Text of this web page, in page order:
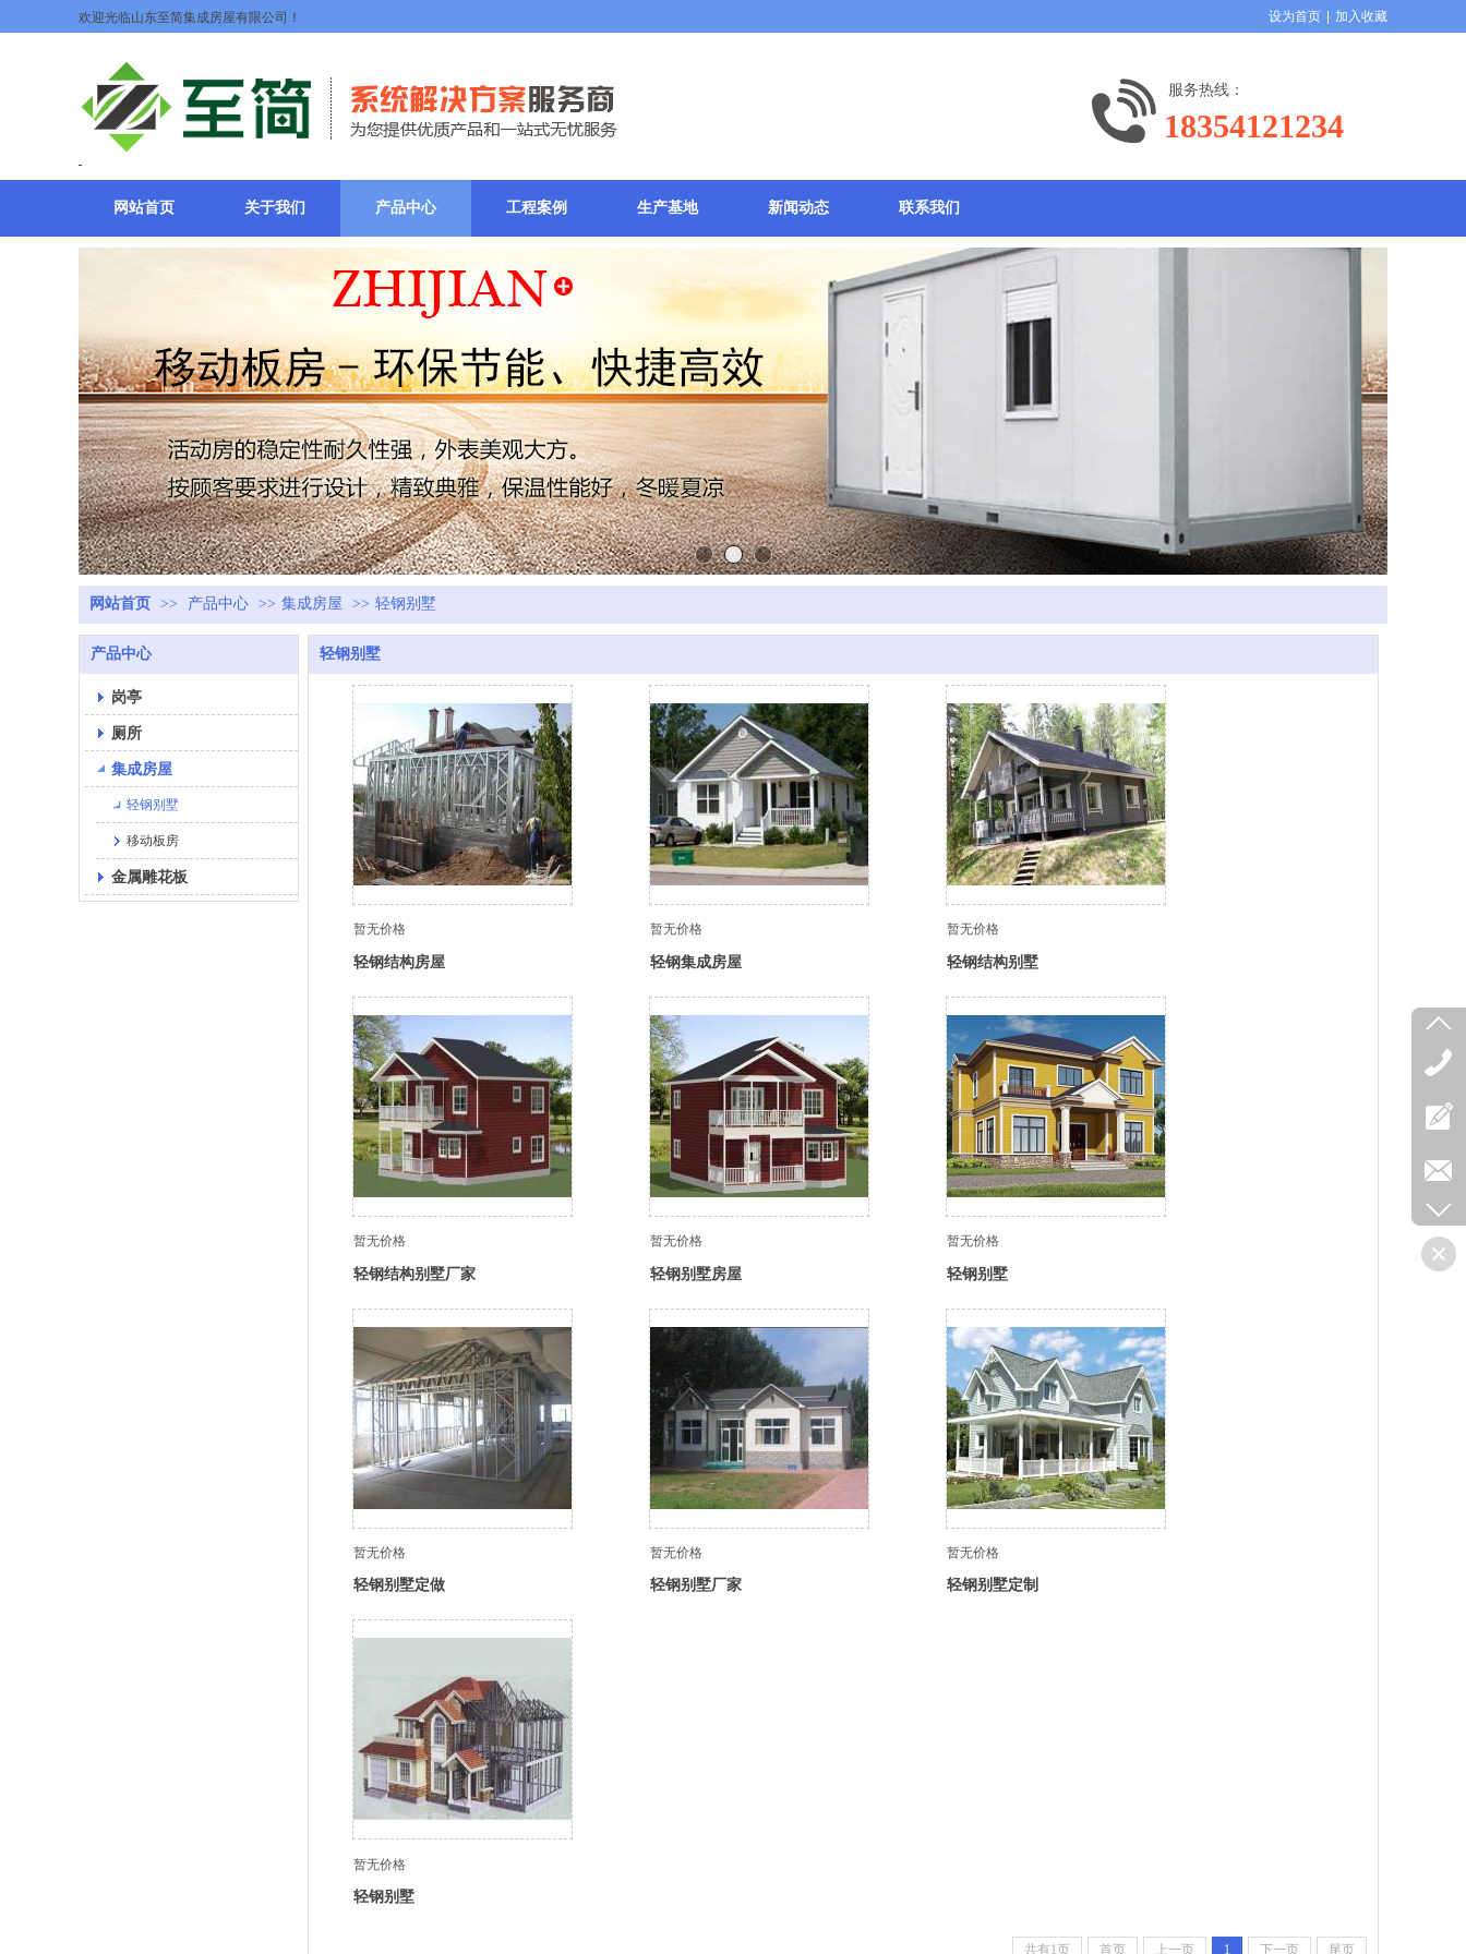
欢迎光临山东至简集成房屋有限公司！
服务热线：
18354121234
设为首页 加入收藏
网站首页 关于我们 产品中心 工程案例 生产基地 新闻动态 联系我们
网站首页 >> 产品中心 >> 集成房屋 >> 轻钢别墅
产品中心
岗亭
厕所
集成房屋
轻钢别墅
移动板房
金属雕花板
轻钢别墅
暂无价格
轻钢结构房屋
暂无价格
轻钢集成房屋
暂无价格
轻钢结构别墅
暂无价格
轻钢结构别墅厂家
暂无价格
轻钢别墅房屋
暂无价格
轻钢别墅
暂无价格
轻钢别墅定做
暂无价格
轻钢别墅厂家
暂无价格
轻钢别墅定制
暂无价格
轻钢别墅
共有1页 首页 上一页 1 下一页 尾页